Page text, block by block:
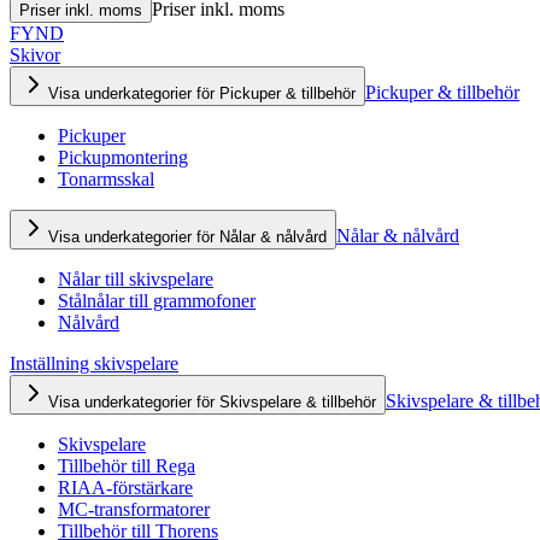
Priser inkl. moms Priser inkl. moms
FYND
Skivor
Visa underkategorier för Pickuper & tillbehör Pickuper & tillbehör
Pickuper
Pickupmontering
Tonarmsskal
Visa underkategorier för Nålar & nålvård Nålar & nålvård
Nålar till skivspelare
Stålnålar till grammofoner
Nålvård
Inställning skivspelare
Visa underkategorier för Skivspelare & tillbehör Skivspelare &
Skivspelare
Tillbehör till Rega
RIAA-förstärkare
MC-transformatorer
Tillbehör till Thorens